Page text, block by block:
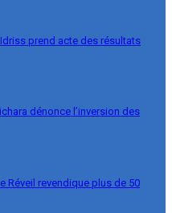
prend acte des résultats
dénonce l’inversion des
Réveil revendique plus de 50